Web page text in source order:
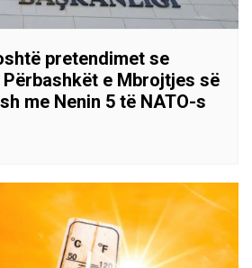
pretendimet se
e Mbrojtjes së
me Nenin 5 të NATO-s